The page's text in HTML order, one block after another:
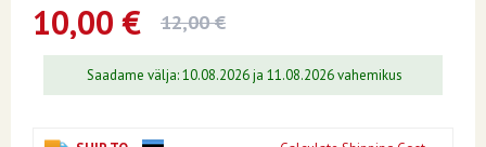
10,00 € 12,00 €
Saadame välja: 10.08.2026 ja 11.08.2026 vahemikus